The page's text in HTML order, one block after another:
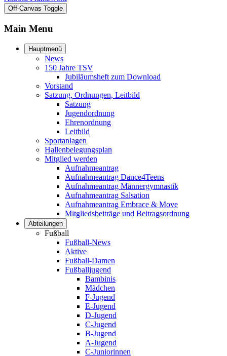
Off-Canvas Toggle
Main Menu
Hauptmenü
News
150 Jahre TSV
Jubiläumsheft zum Download
Vorstand
Satzung, Ordnungen, Leitbild
Satzung
Jugendordnung
Ehrenordnung
Leitbild
Sportanlagen
Hallenbelegungsplan
Mitglied werden
Aufnahmeantrag
Aufnahmeantrag Dance4Teens
Aufnahmeantrag Männergymnastik
Aufnahmeantrag Salsation
Aufnahmeantrag Embrace & Move
Mitgliedsbeiträge und Beitragsordnung
Abteilungen
Fußball
Fußball-News
Aktive
Fußball-Damen
Fußballjugend
Bambinis
Mädchen
F-Jugend
E-Jugend
D-Jugend
C-Jugend
B-Jugend
A-Jugend
C-Juniorinnen